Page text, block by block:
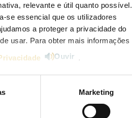
relevante e útil quanto possível.
se essencial que os utilizadores
a proteger a privacidade do
usar. Para obter mais informações
Ouvir .
Marketing